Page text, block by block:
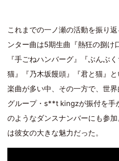
これまでの一ノ瀬の活動を振り
ンター曲は5期生曲『熱狂の捌け
『手ごねハンバーグ』『ぶんぶ
猫』『乃木坂饅頭』『君と猫』
楽曲が多い中、その一方で、世
グループ・s**t kingzが振付を手
のようなダンスナンバーにも参
は彼女の大きな魅力だった。